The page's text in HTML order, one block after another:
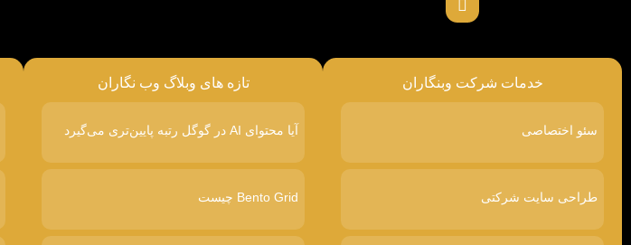
خدمات شرکت وبنگاران
سئو اختصاصی
طراحی سایت شرکتی
تازه های وبلاگ وب نگاران
آیا محتوای AI در گوگل رتبه پایین‌تری می‌گیرد
Bento Grid چیست